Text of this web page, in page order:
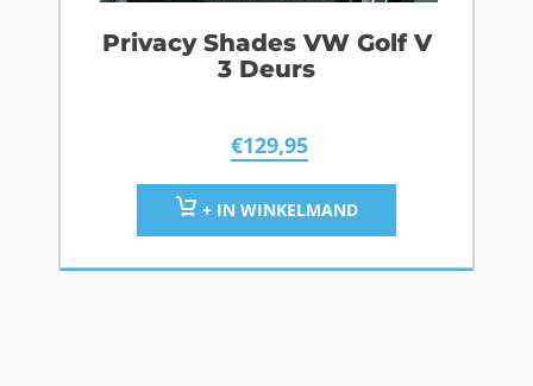
Privacy Shades VW Golf V
3 Deurs
€129,95
+ IN WINKELMAND